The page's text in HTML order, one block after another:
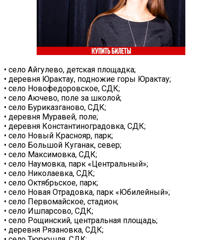
• село Айгулево, детская площадка;
• деревня Юрактау, подножие горы Юрактау;
• село Новофедоровское, СДК;
• село Аючево, поле за школой;
• село Буриказганово, СДК;
• деревня Муравей, поле;
• деревня Константиноградовка, СДК;
• село Новый Краснояр, парк;
• село Большой Куганак, север;
• село Максимовка, СДК;
• село Наумовка, парк «Центральный»;
• село Николаевка, СДК;
• село Октябрьское, парк;
• село Новая Отрадовка, парк «Юбилейный»;
• село Первомайское, стадион;
• село Ишпарсово, СДК;
• село Рощинский, центральная площадь;
• деревня Рязановка, СДК;